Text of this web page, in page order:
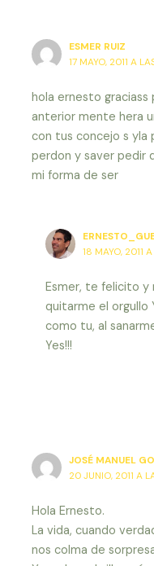
ESMER RUIZ
17 MAYO, 2011 A
hola ernesto
anterior mente hera
con tus concejo s yla
perdon y saver pedir
mi forma de ser
18 MAYO, 2011
Esmer, te felicito y
quitarme el orgullo
como tu, al
Yes!!!
JOSÉ MANUEL
20 JUNIO, 2011 A
Hola Ernesto.
La vida, cuando
nos colma de